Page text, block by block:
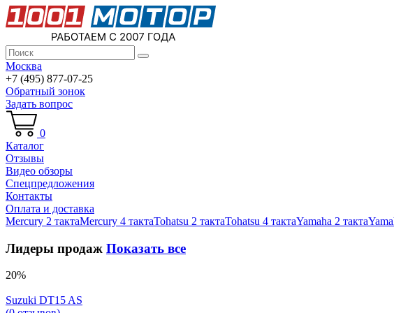
Москва
+7 (495) 877-07-25
Обратный зонок
Задать вопрос
0
Каталог
Отзывы
Видео обзоры
Спецпредложения
Контакты
Оплата и доставка
Mercury 2 тактаMercury 4 тактаTohatsu 2 тактаTohatsu 4 тактаYamaha 2 такта
Лидеры продаж Показать все
20%
Suzuki DT15 AS